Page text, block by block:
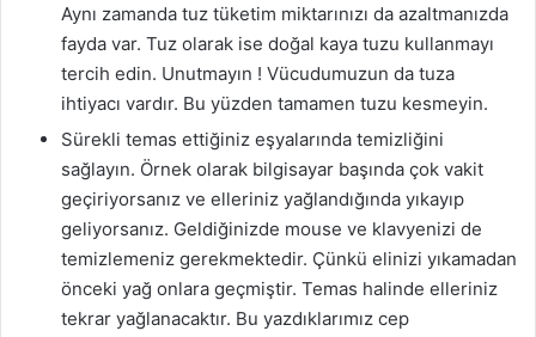
Aynı zamanda tuz tüketim miktarınızı da azaltmanızda
fayda var. Tuz olarak ise doğal kaya tuzu kullanmayı
tercih edin. Unutmayın ! Vücudumuzun da tuza
ihtiyacı vardır. Bu yüzden tamamen tuzu kesmeyin.
Sürekli temas ettiğiniz eşyalarında temizliğini
sağlayın. Örnek olarak bilgisayar başında çok vakit
geçiriyorsanız ve elleriniz yağlandığında yıkayıp
geliyorsanız. Geldiğinizde mouse ve klavyenizi de
temizlemeniz gerekmektedir. Çünkü elinizi yıkamadan
önceki yağ onlara geçmiştir. Temas halinde elleriniz
tekrar yağlanacaktır. Bu yazdıklarımız cep